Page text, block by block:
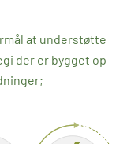
at understøtte
der er bygget op